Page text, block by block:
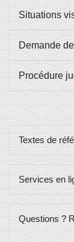
Situations
Demande
Procédure
Textes de
Services en
Questions ?